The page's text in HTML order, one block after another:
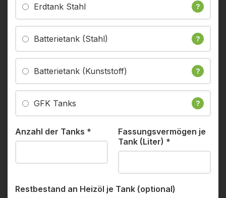
Erdtank Stahl ?
Batterietank (Stahl) ?
Batterietank (Kunststoff) ?
GFK Tanks ?
Anzahl der Tanks *
Fassungsvermögen je
Tank (Liter) *
Restbestand an Heizöl je Tank (optional)